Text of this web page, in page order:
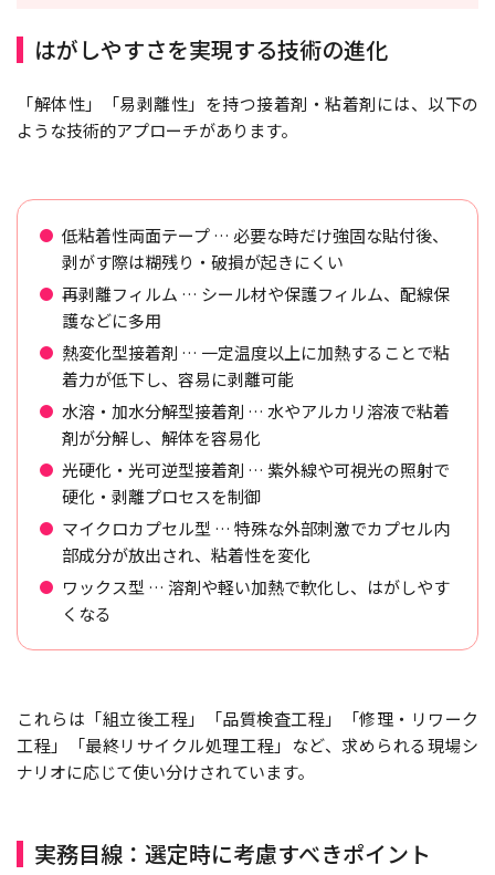
はがしやすさを実現する技術の進化
「解体性」「易剥離性」を持つ接着剤・粘着剤には、以下の
ような技術的アプローチがあります。
低粘着性両面テープ … 必要な時だけ強固な貼付後、
剥がす際は糊残り・破損が起きにくい
再剥離フィルム … シール材や保護フィルム、配線保
護などに多用
熱変化型接着剤 … 一定温度以上に加熱することで粘
着力が低下し、容易に剥離可能
水溶・加水分解型接着剤 … 水やアルカリ溶液で粘着
剤が分解し、解体を容易化
光硬化・光可逆型接着剤 … 紫外線や可視光の照射で
硬化・剥離プロセスを制御
マイクロカプセル型 … 特殊な外部刺激でカプセル内
部成分が放出され、粘着性を変化
ワックス型 … 溶剤や軽い加熱で軟化し、はがしやす
くなる
これらは「組立後工程」「品質検査工程」「修理・リワーク
工程」「最終リサイクル処理工程」など、求められる現場シ
ナリオに応じて使い分けされています。
実務目線：選定時に考慮すべきポイント